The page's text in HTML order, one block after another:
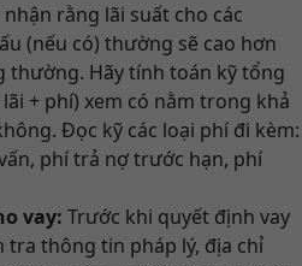
nhận rằng lãi suất cho các
(nếu có) thường sẽ cao hơn
thường. Hãy tính toán kỹ tổng
+ phí) xem có nằm trong khả
Đọc kỹ các loại phí đi kèm:
phí trả nợ trước hạn, phí
vay: Trước khi quyết định vay
tra thông tin pháp lý, địa chỉ